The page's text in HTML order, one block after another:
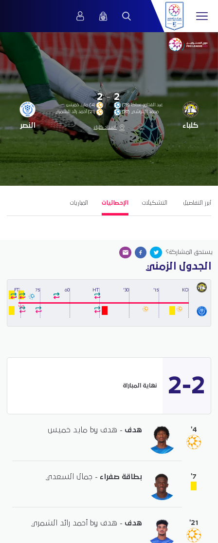
أبرز التفاصيل التشكيلات الإحصائيات المباريات
يستحق المشاركة؟
كلباء
2
عبد الفتاوو ساكا (78’)
محمد البلوشي (87’)
-
2
(4’) مايد خميس
(21’) أحمد رائد الشمري
استاد كلباء النصر
الجدول الزمني
KO
15'
30'
HT
60
75
FT
90'
2-2 نهاية المباراة
'4 هدف - هدف by مايد خميس
'7 بطاقة صفراء - جمال السعدي
'21 هدف - هدف by أحمد رائد الشمري